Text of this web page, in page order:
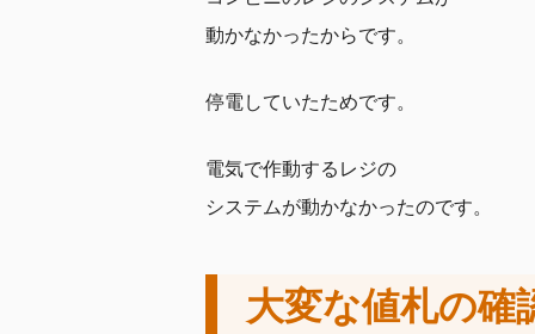
動かなかったからです。
停電していたためです。
電気で作動するレジの
システムが動かなかったのです。
大変な値札の確